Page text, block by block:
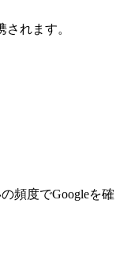
れます。
頻度でGoogleを確